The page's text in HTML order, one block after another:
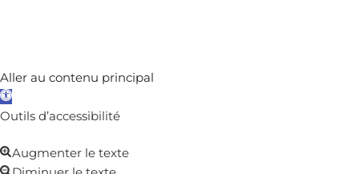
Aller au contenu principal
Ouvrir
la
d’outils
Outils d’accessibilité
Augmenter le texte